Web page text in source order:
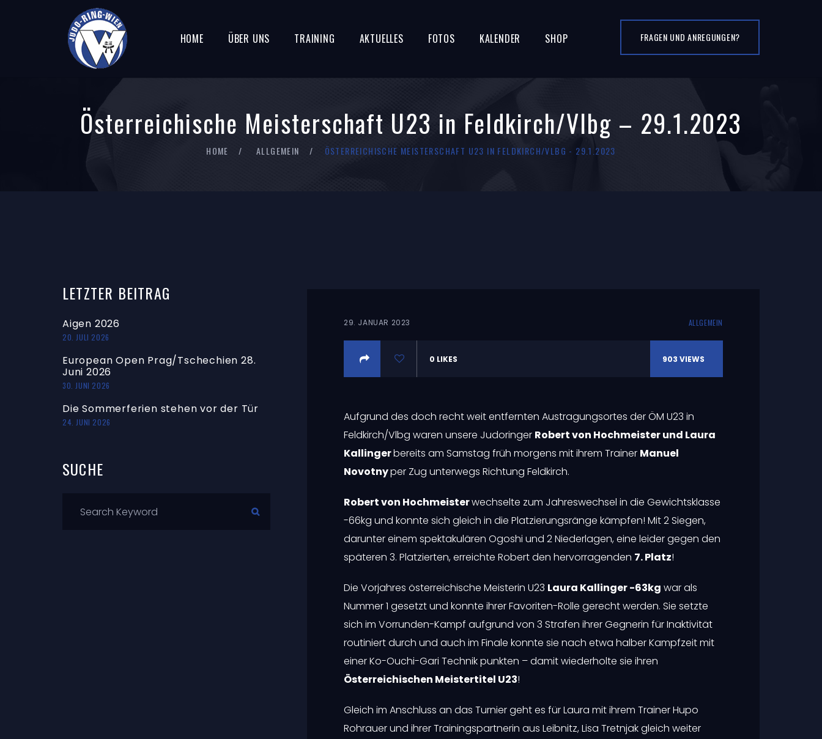
HOME ÜBER UNS TRAINING AKTUELLES FOTOS KALENDER SHOP FRAGEN UND ANREGUNGEN?
Österreichische Meisterschaft U23 in Feldkirch/Vlbg – 29.1.2023
HOME ALLGEMEIN ÖSTERREICHISCHE MEISTERSCHAFT U23 IN FELDKIRCH/VLBG - 29.1.2023
29. JANUAR 2023 ALLGEMEIN
0 LIKES 903 VIEWS
Aufgrund des doch recht weit entfernten Austragungsortes der ÖM U23 in
Feldkirch/Vlbg waren unsere Judoringer Robert von Hochmeister und Laura
Kallingerbereits am Samstag früh morgens mit ihrem Trainer Manuel
Novotnyper Zug unterwegs Richtung Feldkirch.
Robert von Hochmeisterwechselte zum Jahreswechsel in die Gewichtsklasse
-66kg und konnte sich gleich in die Platzierungsränge kämpfen! Mit 2 Siegen,
darunter einem spektakulären Ogoshi und 2 Niederlagen, eine leider gegen den
späteren 3. Platzierten, erreichte Robert den hervorragenden 7. Platz!
Die Vorjahres österreichische Meisterin U23 Laura Kallinger -63kg war als
Nummer 1 gesetzt und konnte ihrer Favoriten-Rolle gerecht werden. Sie setzte
sich im Vorrunden-Kampf aufgrund von 3 Strafen ihrer Gegnerin für Inaktivität
routiniert durch und auch im Finale konnte sie nach etwa halber Kampfzeit mit
einer Ko-Ouchi-Gari Technik punkten – damit wiederholte sie ihren
Österreichischen Meistertitel U23!
Gleich im Anschluss an das Turnier geht es für Laura mit ihrem Trainer Hupo
Rohrauer und ihrer Trainingspartnerin aus Leibnitz, Lisa Tretnjak gleich weiter
LETZTER BEITRAG
Aigen 2026
20. JULI 2026
European Open Prag/Tschechien 28.
Juni 2026
30. JUNI 2026
Die Sommerferien stehen vor der Tür
24. JUNI 2026
SUCHE